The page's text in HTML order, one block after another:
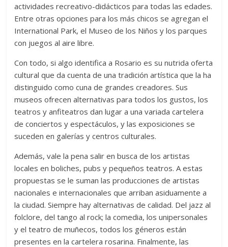
actividades recreativo-didácticos para todas las edades.
Entre otras opciones para los más chicos se agregan el
International Park, el Museo de los Niños y los parques
con juegos al aire libre.
Con todo, si algo identifica a Rosario es su nutrida oferta
cultural que da cuenta de una tradición artística que la ha
distinguido como cuna de grandes creadores. Sus
museos ofrecen alternativas para todos los gustos, los
teatros y anfiteatros dan lugar a una variada cartelera
de conciertos y espectáculos, y las exposiciones se
suceden en galerías y centros culturales.
Además, vale la pena salir en busca de los artistas
locales en boliches, pubs y pequeños teatros. A estas
propuestas se le suman las producciones de artistas
nacionales e internacionales que arriban asiduamente a
la ciudad. Siempre hay alternativas de calidad. Del jazz al
folclore, del tango al rock; la comedia, los unipersonales
y el teatro de muñecos, todos los géneros están
presentes en la cartelera rosarina. Finalmente, las